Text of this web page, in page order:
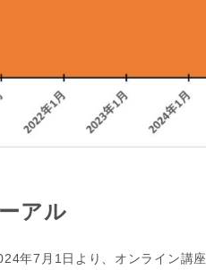
アル
年7月1日より、オンライン講座